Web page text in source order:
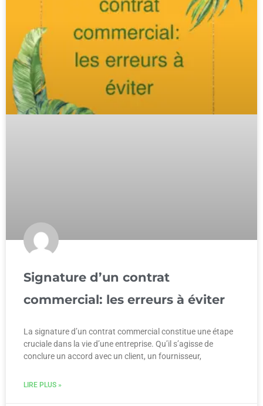
Signature d’un contrat
commercial: les erreurs à éviter
La signature d’un contrat commercial constitue une étape
cruciale dans la vie d’une entreprise. Qu’il s’agisse de
conclure un accord avec un client, un fournisseur,
LIRE PLUS »